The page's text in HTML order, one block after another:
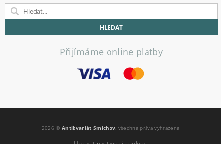
Přijímáme online platby
2026 ©Antikvariát Smíchov, všechna práva vyhrazena